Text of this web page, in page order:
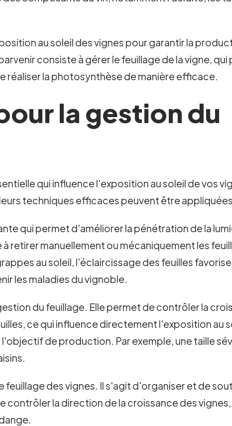
au soleil des vignes pour garantir la
consiste à gérer le feuillage de la vigne, qui
réaliser la photosynthèse de manière efficace.
la gestion du
qui influence l'exposition au soleil de vos
techniques efficaces peuvent être
qui permet d'améliorer la pénétration de la
retirer manuellement ou mécaniquement les
au soleil, l'éclaircissage des feuilles
les maladies du vignoble.
du feuillage. Elle permet de contrôler la
ce qui influence directement l'exposition au
de production. Par exemple, une taille
des vignes. Il s'agit d'organiser et de
la direction de la croissance des